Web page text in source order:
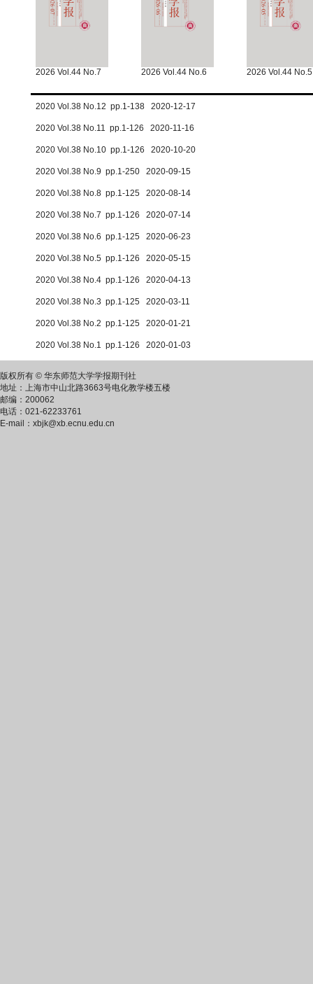
2026 Vol.44 No.7 2026 Vol.44 No.6 2026 Vol.44 No.5
2020 Vol.38 No.12 pp.1-138 2020-12-17
2020 Vol.38 No.11 pp.1-126 2020-11-16
2020 Vol.38 No.10 pp.1-126 2020-10-20
2020 Vol.38 No.9 pp.1-250 2020-09-15
2020 Vol.38 No.8 pp.1-125 2020-08-14
2020 Vol.38 No.7 pp.1-126 2020-07-14
2020 Vol.38 No.6 pp.1-125 2020-06-23
2020 Vol.38 No.5 pp.1-126 2020-05-15
2020 Vol.38 No.4 pp.1-126 2020-04-13
2020 Vol.38 No.3 pp.1-125 2020-03-11
2020 Vol.38 No.2 pp.1-125 2020-01-21
2020 Vol.38 No.1 pp.1-126 2020-01-03
版权所有 © 华东师范大学学报期刊社
地址：上海市中山北路3663号电化教学楼五楼
邮编：200062
电话：021-62233761
E-mail：xbjk@xb.ecnu.edu.cn